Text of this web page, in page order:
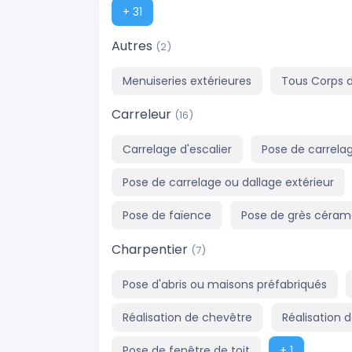
+ 31
Autres (2)
Menuiseries extérieures Tous Corps
Carreleur (16)
Carrelage d'escalier Pose de
Pose de carrelage ou dallage extérieur
Pose de faïence Pose de grès
Charpentier (7)
Pose d'abris ou maisons préfabriqués
Réalisation de chevêtre Réalisation